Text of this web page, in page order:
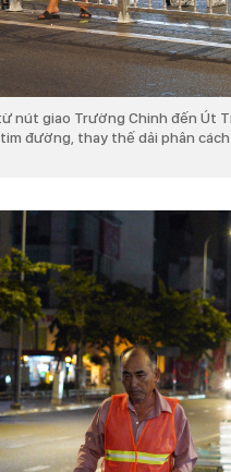
nút giao Trường Chinh đến Út
đường, thay thế dải phân